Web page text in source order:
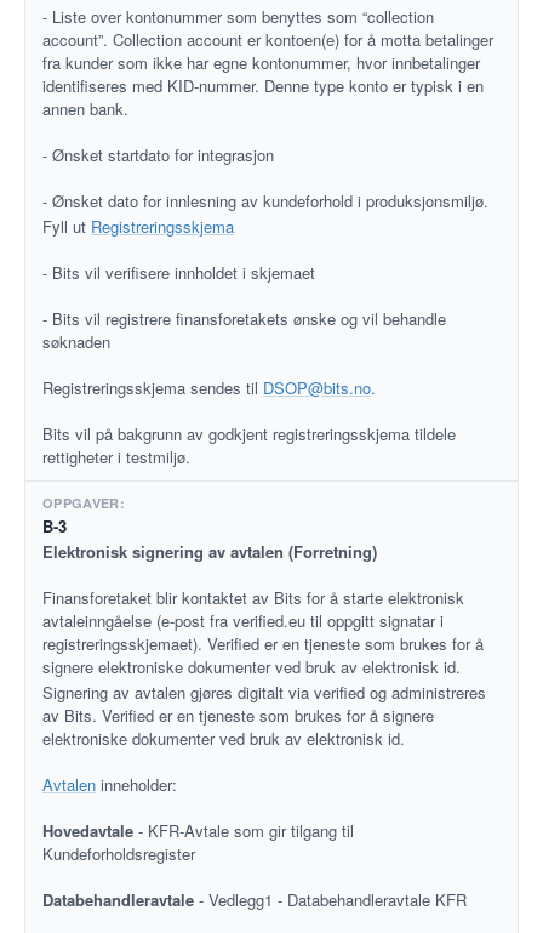
- Liste over kontonummer som benyttes som “collection
account”. Collection account er kontoen(e) for å motta betalinger
fra kunder som ikke har egne kontonummer, hvor innbetalinger
identifiseres med KID-nummer. Denne type konto er typisk i en
annen bank.
- Ønsket startdato for integrasjon
- Ønsket dato for innlesning av kundeforhold i produksjonsmiljø.
Fyll ut Registreringsskjema
- Bits vil verifisere innholdet i skjemaet
- Bits vil registrere finansforetakets ønske og vil behandle
søknaden
Registreringsskjema sendes til DSOP@bits.no.
Bits vil på bakgrunn av godkjent registreringsskjema tildele
rettigheter i testmiljø.
B-3
Elektronisk signering av avtalen (Forretning)
Finansforetaket blir kontaktet av Bits for å starte elektronisk
avtaleinngåelse (e-post fra verified.eu til oppgitt signatar i
registreringsskjemaet). Verified er en tjeneste som brukes for å
signere elektroniske dokumenter ved bruk av elektronisk id.
Signering av avtalen gjøres digitalt via verified og administreres
av Bits. Verified er en tjeneste som brukes for å signere
elektroniske dokumenter ved bruk av elektronisk id.
Avtalen inneholder:
Hovedavtale - KFR-Avtale som gir tilgang til
Kundeforholdsregister
Databehandleravtale - Vedlegg1 - Databehandleravtale KFR